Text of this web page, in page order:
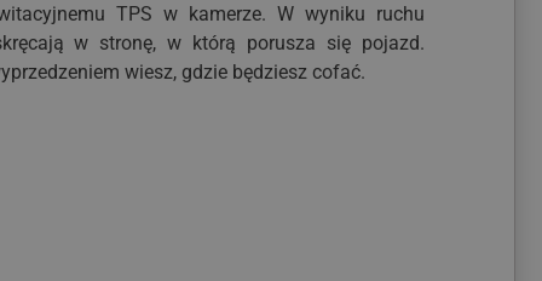
TPS w kamerze. W wyniku ruchu
w stronę, w którą porusza się pojazd.
wiesz, gdzie będziesz cofać.